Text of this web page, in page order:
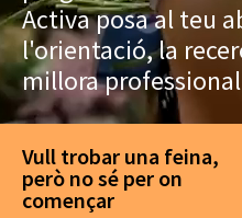
Activa posa al teu
l'orientació, la
millora professional
Vull trobar una feina,
però no sé per on
començar